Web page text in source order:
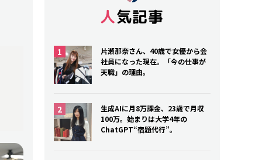
人気記事
片瀬那奈さん、40歳で女優から会
社員になった現在。「今の仕事が
天職」の理由。
生成AIに月8万課金、23歳で月収
100万。始まりは大学4年の
ChatGPT“宿題代行”。